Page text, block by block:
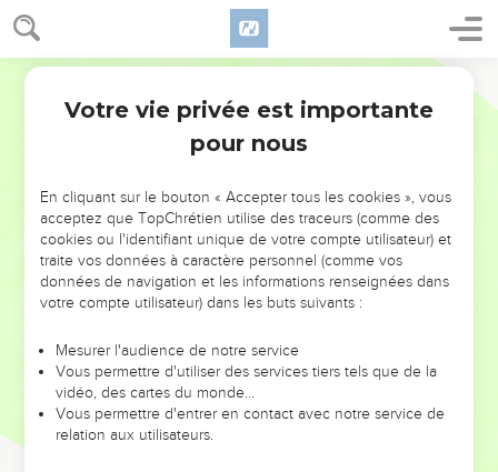
NE MANQUEZ PAS L’ÉVÉNEMENT
DE L’ANNÉE !
ET SI LEURS ERREURS POUVAIENT VOUS ÉVITER LES
VOTRES ?
leur foi ou leur vision. Mais on voit moins les doutes, les erreurs
et les saisons difficiles qu'ils ont traversés, alors même que ce
sont elles qui les ont façonnés.
Dans cette conférence, leaders, entrepreneurs, et responsables
Votre vie privée est importante
pour nous
En cliquant sur le bouton « Accepter tous les cookies », vous
acceptez que TopChrétien utilise des traceurs (comme des
cookies ou l'identifiant unique de votre compte utilisateur) et
traite vos données à caractère personnel (comme vos
données de navigation et les informations renseignées dans
votre compte utilisateur) dans les buts suivants :
Mesurer l'audience de notre service
Vous permettre d'utiliser des services tiers tels que de la
vidéo, des cartes du monde…
Vous permettre d'entrer en contact avec notre service de
relation aux utilisateurs.